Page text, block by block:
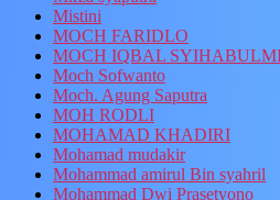
Mistini
MOCH FARIDLO
MOCH IQBAL
Moch Sofwanto
Moch. Agung Saputra
MOH RODLI
MOHAMAD KHADIRI
Mohamad mudakir
Mohammad amirul Bin syahril
Mohammad Dwi Prasetyono